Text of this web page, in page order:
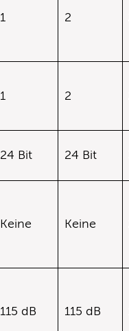
1 2
1 2
24 Bit 24 Bit
Keine Keine
115 dB 115 dB